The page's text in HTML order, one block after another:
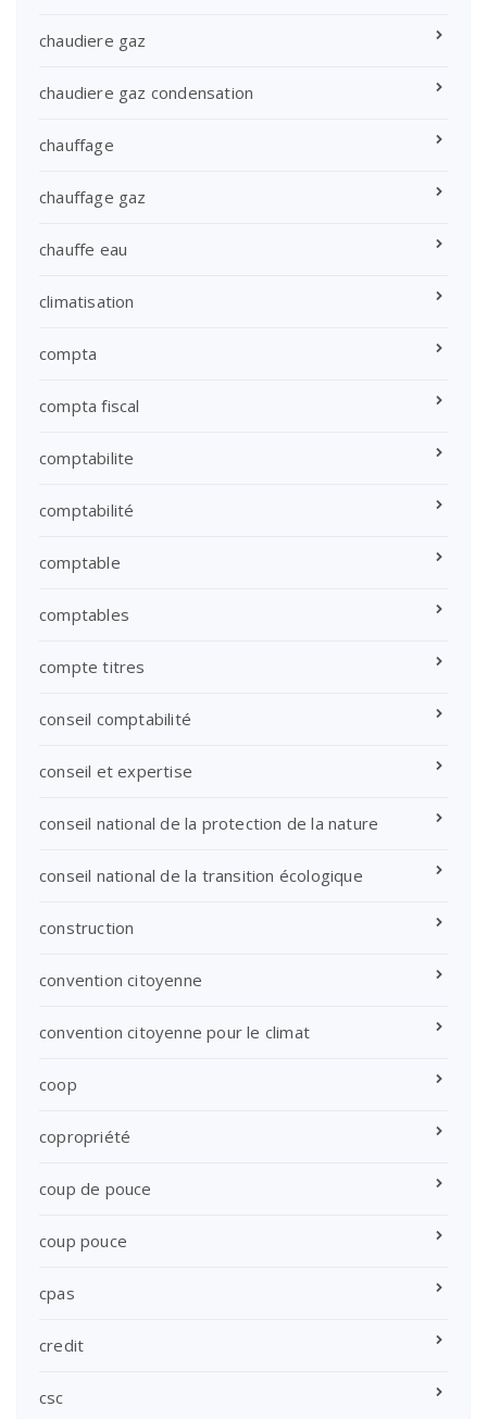
chaudiere gaz
chaudiere gaz condensation
chauffage
chauffage gaz
chauffe eau
climatisation
compta
compta fiscal
comptabilite
comptabilité
comptable
comptables
compte titres
conseil comptabilité
conseil et expertise
conseil national de la protection de la nature
conseil national de la transition écologique
construction
convention citoyenne
convention citoyenne pour le climat
coop
copropriété
coup de pouce
coup pouce
cpas
credit
csc